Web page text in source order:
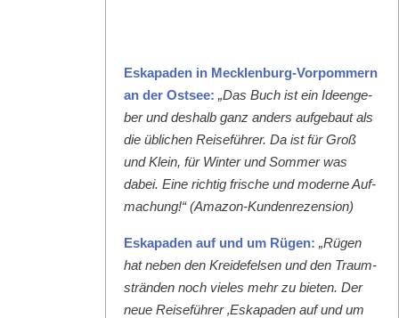
Eska­paden in Meck­len­burg-Vor­pom­mern
an der Ost­see: „Das Buch ist ein Ideenge­
ber und deshalb ganz anders aufge­baut als
die üblichen Reise­führer. Da ist für Groß
und Klein, für Win­ter und Som­mer was
dabei. Eine richtig frische und mod­erne Auf­
machung!“ (Ama­zon-Kun­den­rezen­sion)
Eska­paden auf und um Rügen: „Rügen
hat neben den Krei­de­felsen und den Traum­
strän­den noch vieles mehr zu bieten. Der
neue Reise­führer ‚Eska­paden auf und um